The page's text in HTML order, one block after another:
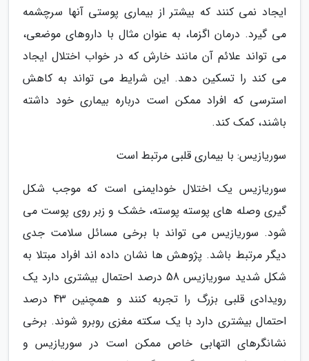
ایجاد نمی کنند که بیشتر از بیماری پوستی آنها سرچشمه
می گیرد. درمان اگزما، به عنوان مثال با داروهای موضعی،
می تواند علائم آن مانند خارش که در خواب اختلال ایجاد
می کند را تسکین دهد. این شرایط می تواند به کاهش
استرسی که افراد ممکن است درباره بیماری خود داشته
باشند، کمک کند.
سوریازیس: با بیماری قلبی مرتبط است
سوریازیس یک اختلال خودایمنی است که موجب شکل
گیری وصله های پوسته پوسته، خشک و زبر روی پوست می
شود. سوریازیس می تواند با برخی مسائل سلامت جدی
دیگر مرتبط باشد. پژوهش ها نشان داده اند افراد مبتلا به
شکل شدید سوریازیس 58 درصد احتمال بیشتری دارد یک
رویدادی قلبی بزرگ را تجربه کنند و همچنین 43 درصد
احتمال بیشتری دارد با یک سکته مغزی روبرو شوند. برخی
نشانگرهای التهابی خاص ممکن است در سوریازیس و